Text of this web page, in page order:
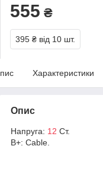
555 ₴
395 ₴ від 10 шт.
Характеристики
Опис
Напруга: 12 Ст.
B+: Cable.